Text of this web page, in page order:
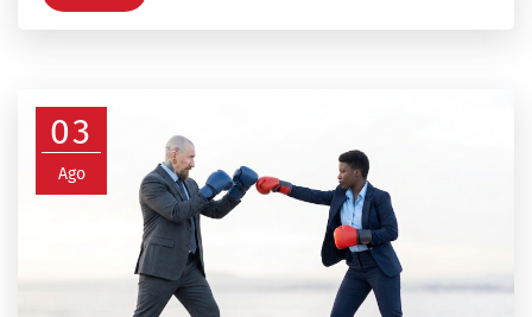
03
Ago